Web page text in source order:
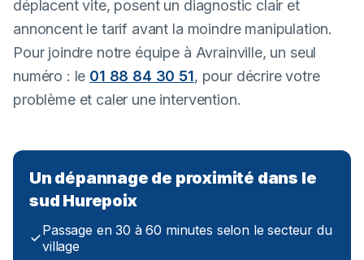
déplacent vite, posent un diagnostic clair et
annoncent le tarif avant la moindre manipulation.
Pour joindre notre équipe à Avrainville, un seul
numéro : le 01 88 84 30 51, pour décrire votre
problème et caler une intervention.
Un dépannage de proximité dans le
sud Hurepoix
Passage en 30 à 60 minutes selon le secteur du
village